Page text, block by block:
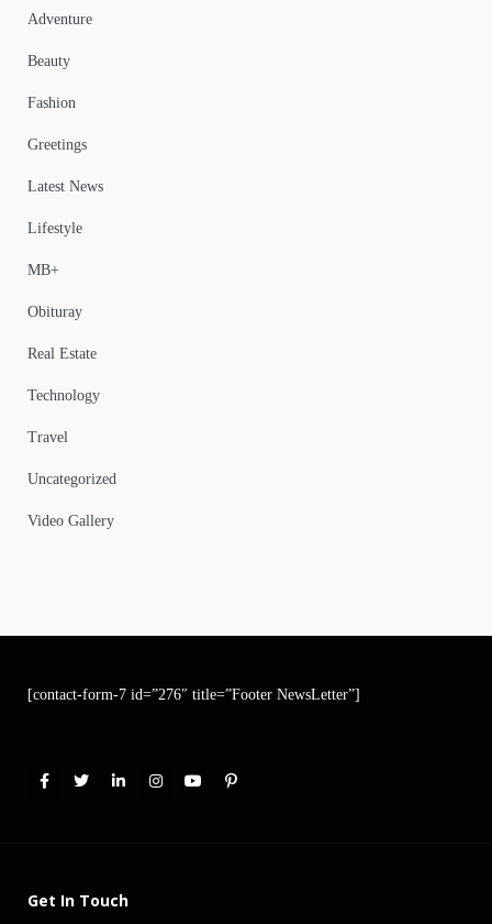
Adventure
Beauty
Fashion
Greetings
Latest News
Lifestyle
MB+
Obituray
Real Estate
Technology
Travel
Uncategorized
Video Gallery
[contact-form-7 id=”276″ title=”Footer NewsLetter”]
Get In Touch